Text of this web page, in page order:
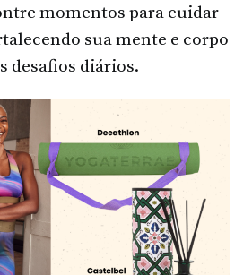
momentos para cuidar
sua mente e corpo
desafios diários.